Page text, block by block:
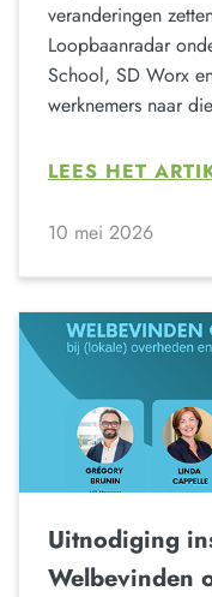
veranderingen
Loopbaanradar
School, SD Worx
werknemers naar
LEES HET
10 mei 2026
Uitnodiging
Welbevinden